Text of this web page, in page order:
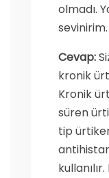
olmadı.
sevinirim.
Cevap:
kronik
Kronik
süren
tip